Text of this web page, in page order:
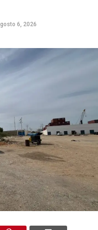
6, 2026